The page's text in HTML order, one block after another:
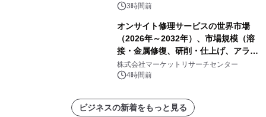
3時間前
オンサイト修理サービスの世界市場
（2026年～2032年）、市場規模（溶
接・金属修復、研削・仕上げ、アライ
メント、その他）・分析レポートを発
表
株式会社マーケットリサーチセンター
4時間前
ビジネスの新着をもっと見る